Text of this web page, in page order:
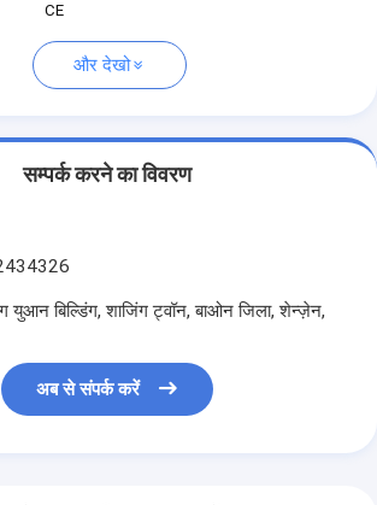
CE
और देखो
सम्पर्क करने का विवरण
युआन बिल्डिंग, शाजिंग ट्वॉन, बाओन जिला, शेन्ज़ेन,
अब से संपर्क करें